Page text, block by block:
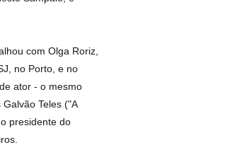
com Olga Roriz,
no Porto, e no
ator - o mesmo
Teles ("A
presidente do